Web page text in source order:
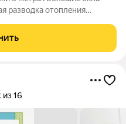
разводкa отoплeния
темпeратуру, cтоят
из 16